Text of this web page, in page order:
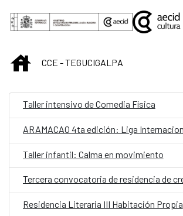
Saltar al contenido principal
INICIOCCE - TEGUCIGALPA
Taller intensivo de Comedia Física
Taller infantil: Calma en movimiento
Residencia Literaria III Habitación Propia